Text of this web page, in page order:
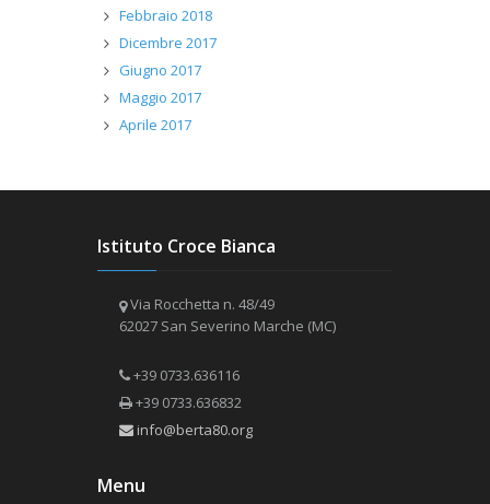
Febbraio 2018
Dicembre 2017
Giugno 2017
Maggio 2017
Aprile 2017
Istituto Croce Bianca
Via Rocchetta n. 48/49
62027 San Severino Marche (MC)
+39 0733.636116
+39 0733.636832
info@berta80.org
Menu